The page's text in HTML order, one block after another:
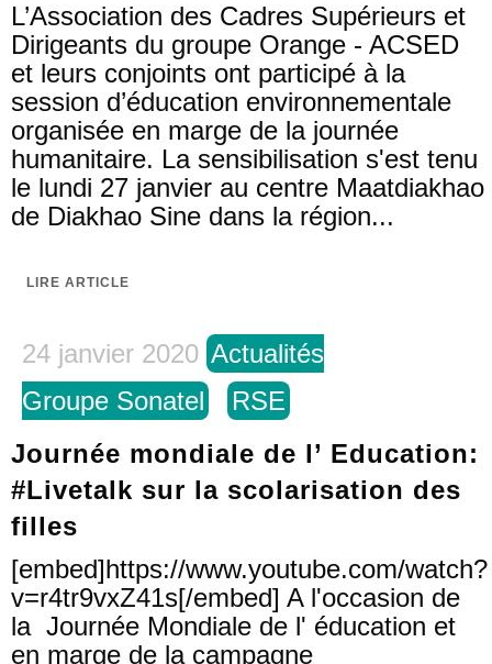
L’Association des Cadres Supérieurs et
Dirigeants du groupe Orange - ACSED
et leurs conjoints ont participé à la
session d’éducation environnementale
organisée en marge de la journée
humanitaire. La sensibilisation s'est tenu
le lundi 27 janvier au centre Maatdiakhao
de Diakhao Sine dans la région...
LIRE ARTICLE
24 janvier 2020 Actualités
Groupe Sonatel
RSE
Journée mondiale de l’ Education:
#Livetalk sur la scolarisation des
filles
[embed]https://www.youtube.com/watch?
v=r4tr9vxZ41s[/embed] A l'occasion de
la Journée Mondiale de l' éducation et
en marge de la campagne